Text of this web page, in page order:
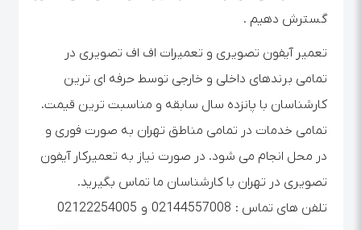
گسترش دهیم .
تعمیر آیفون تصویری و تعمیرات اف اف تصویری در
تمامی برندهای داخلی و خارجی توسط حرفه ای ترین
کارشناسان با پانزده سال سابقه و مناسبت ترین قیمت.
تمامی خدمات در تمامی مناطق تهران به صورت فوری و
در محل انجام می شود. در صورت نیاز به تعمیرکار آیفون
تصویری در تهران با کارشناسان ما تماس بگیرید.
تلفن های تماس : 02144557008 و 02122254005